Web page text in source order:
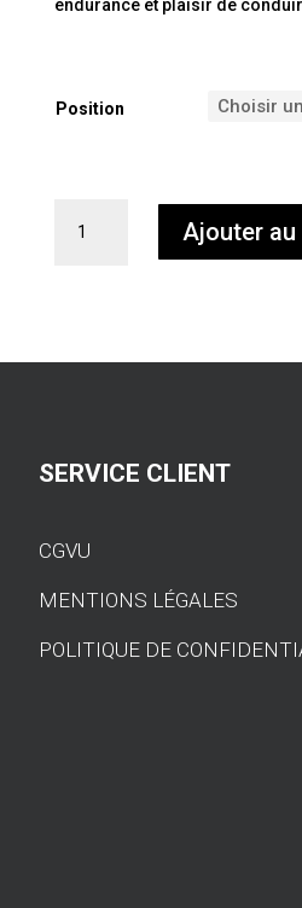
endurance et plaisir de
Position
Ajouter au
SERVICE CLIENT
CGVU
MENTIONS LÉGALES
POLITIQUE DE